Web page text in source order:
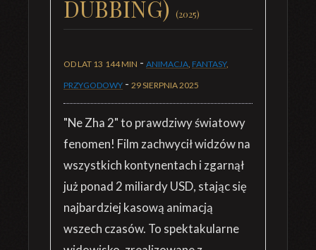
DUBBING) (2025)
OD LAT 13 144 MIN - ANIMACJA, FANTASY,
PRZYGODOWY - 29 SIERPNIA 2025
"Ne Zha 2" to prawdziwy światowy
fenomen! Film zachwycił widzów na
wszystkich kontynentach i zgarnął
już ponad 2 miliardy USD, stając się
najbardziej kasową animacją
wszech czasów. To spektakularne